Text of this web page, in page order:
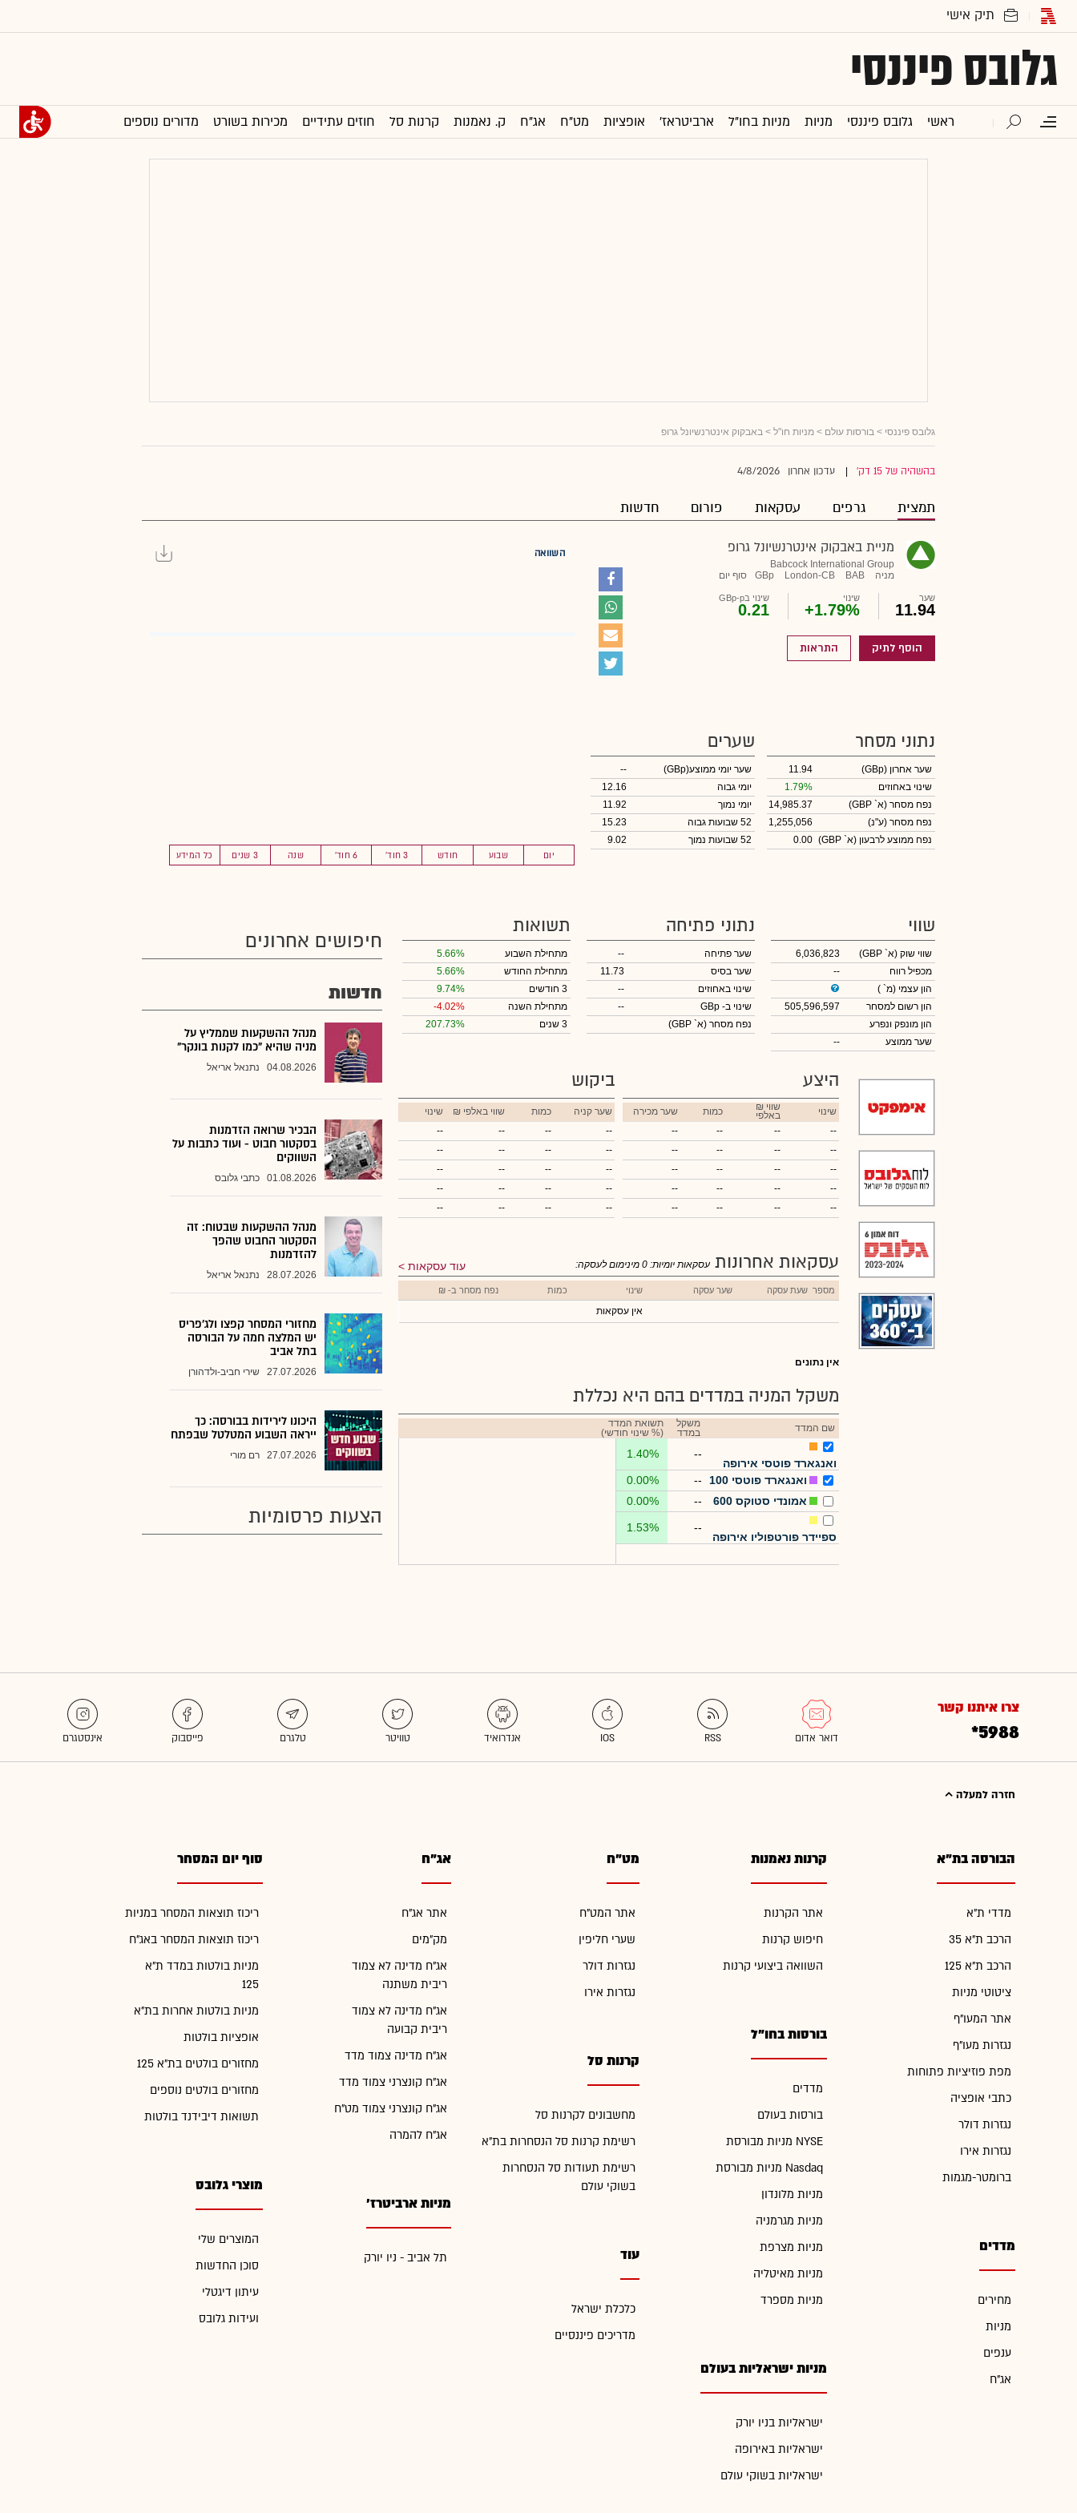
גלובס פיננסי
ראשי גלובס פיננסי מניות מניות בחו"ל ארביטראז' אופציות מט"ח אג"ח ק. נאמנות קרנות סל חוזים עתידיים מכירות בשורט מדורים נוספים
גלובס פיננסי > בורסות עולם > מניות חו"ל > באבקוק אינטרנשיונל גרופ
בהשהיה של 15 דק' עדכון אחרון 4/8/2026
תמצית גרפים עסקאות פורום חדשות
מניית באבקוק אינטרנשיונל גרופ
Babcock International Group
מניה
BAB
London-CB
GBp סוף יום
שער
11.94
שינוי
+1.79%
שינוי בGBp-p
0.21
הוסף לתיק התראות
השוואה
יום שבוע חודש 3 חוד' 6 חוד' שנה 3 שנים כל המידע
נתוני מסחר
שער אחרון (GBp)
11.94
שינוי באחוזים
1.79%
נפח מסחר (א` GBP)
14,985.37
נפח מסחר (ע"נ)
1,255,056
נפח ממוצע לרבעון (א` GBP)
0.00
שערים
שער יומי ממוצע(GBp)
--
יומי גבוה
12.16
יומי נמוך
11.92
52 שבועות גבוה
15.23
52 שבועות נמוך
9.02
שווי
שווי שוק (א` GBP)
6,036,823
מכפיל רווח
--
הון עצמי (מ` )
הון רשום למסחר
505,596,597
הון מונפק ונפרע
שער ממוצע
--
נתוני פתיחה
שער פתיחה
--
שער בסיס
11.73
שינוי באחוזים
--
שינוי ב- GBp
--
נפח מסחר (א` GBP)
תשואות
מתחילת השבוע
5.66%
מתחילת החודש
5.66%
3 חודשים
9.74%
מתחילת השנה
-4.02%
3 שנים
207.73%
היצע
שינוי ₪ שווי
באלפי כמות
שער מכירה
--
--
--
--
--
--
--
--
--
--
--
--
--
--
--
--
--
--
--
--
ביקוש
שער קניה כמות ₪ שווי באלפי
שינוי
--
--
--
--
--
--
--
--
--
--
--
--
--
--
--
--
--
--
--
--
עסקאות אחרונות עוד עסקאות עסקאות יומיות: 0 מינימום לעסקה:
מספר שעת עסקה שער עסקה שינוי כמות נפח מסחר ב- ₪
אין עסקאות
אין נתונים
משקל המניה במדדים בהם היא נכללת
שם המדד
משקל
במדד
תשואת המדד
(% שינוי חודשי)
ואנגארד פוטסי אירופה
--
1.40%
ואנגארד פוטסי 100 --
0.00%
אמונדי סטוקס 600
--
0.00%
ספיידר פורטפוליו אירופה
--
1.53%
חיפושים אחרונים
חדשות
מנהל ההשקעות שממליץ על
מניה שהיא "כמו לקנות בונקר"
04.08.2026 נתנאל אריאל
הבכיר שרואה הזדמנות
בסקטור חבוט - ועוד כתבות על
השווקים
01.08.2026 כתבי גלובס
מנהל ההשקעות שבטוח: זה
הסקטור החבוט שהפך
להזדמנות
28.07.2026 נתנאל אריאל
מחזורי המסחר קפצו ולג'פריס
יש המלצה חמה על הבורסה
בתל אביב
27.07.2026 שירי חביב-ולדהורן
היכונו לירידות בבורסה: כך
ייראה השבוע המטלטל שבפתח
27.07.2026 רם מורי
הצעות פרסומיות
צרו איתנו קשר
*5988
חזרה למעלה
הבורסה בת"א
מדדי ת"א
הרכב ת"א 35
הרכב ת"א 125
ציטוטי מניות
אתר המעו"ף
נגזרות מעו"ף
מפת פוזיציות פתוחות
כתבי אופציה
נגזרות דולר
נגזרות אירו
ברומטר-מגמות
מדדים
מחירים
מניות
ענפים
אג"ח
קרנות נאמנות
אתר הקרנות
חיפוש קרנות
השוואה ביצועי קרנות
בורסות בחו"ל
מדדים
בורסות בעולם
מניות מבורסת NYSE
מניות מבורסת Nasdaq
מניות מלונדון
מניות מגרמניה
מניות מצרפת
מניות מאיטליה
מניות מספרד
מניות ישראליות בעולם
ישראליות בניו יורק
ישראליות באירופה
ישראליות בשוקי עולם
מט"ח
אתר המט"ח
שערי חליפין
נגזרות דולר
נגזרות אירו
קרנות סל
מחשבונים לקרנות סל
רשימת קרנות סל הנסחרות בת"א
רשימת תעודות סל הנסחרות
בשוקי עולם
עוד
כלכלת ישראל
מדריכים פיננסיים
אג"ח
אתר אג"ח
מק"מים
אג"ח מדינה לא צמוד
ריבית משתנה
אג"ח מדינה לא צמוד
ריבית קבועה
אג"ח מדינה צמוד מדד
אג"ח קונצרני צמוד מדד
אג"ח קונצרני צמוד מט"ח
אג"ח להמרה
מניות ארביטרז'
תל אביב - ניו יורק
סוף יום המסחר
ריכוז תוצאות המסחר במניות
ריכוז תוצאות המסחר באג"ח
מניות בולטות במדד ת"א
125
מניות בולטות אחרות בת"א
אופציות בולטות
מחזורים בולטים בת"א 125
מחזורים בולטים נוספים
תשואות דיבידנד בולטות
מוצרי גלובס
המוצרים שלי
סוכן החדשות
עיתון דיגטלי
ועידות גלובס